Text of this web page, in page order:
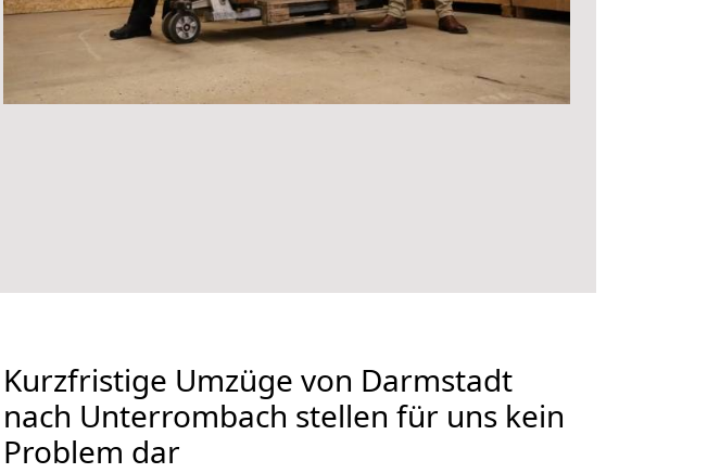
Kurzfristige Umzüge von Darmstadt
nach Unterrombach stellen für uns kein
Problem dar